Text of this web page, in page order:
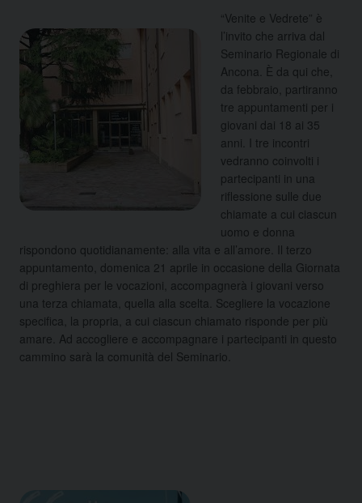
“Venite e Vedrete” è
l’invito che arriva dal
Seminario Regionale di
Ancona. È da qui che,
da febbraio, partiranno
tre appuntamenti per i
giovani dai 18 ai 35
anni.
I tre incontri
vedranno coinvolti i
partecipanti in una
riflessione sulle due
chiamate a cui ciascun
uomo e donna
rispondono quotidianamente: alla vita e all’amore.
Il terzo
appuntamento, domenica 21 aprile in occasione della Giornata
di preghiera per le vocazioni, accompagnerà i giovani verso
una terza chiamata, quella alla scelta. Scegliere la vocazione
specifica, la propria, a cui ciascun chiamato risponde per più
amare. Ad accogliere e accompagnare i partecipanti in questo
cammino sarà la comunità del Seminario.